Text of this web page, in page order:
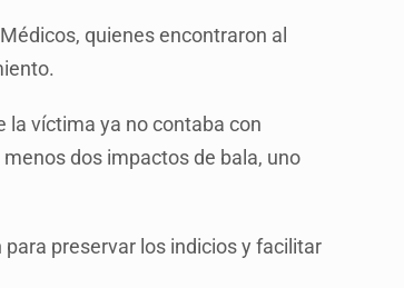
quienes encontraron al
la víctima ya no contaba con
dos impactos de bala, uno
preservar los indicios y facilitar